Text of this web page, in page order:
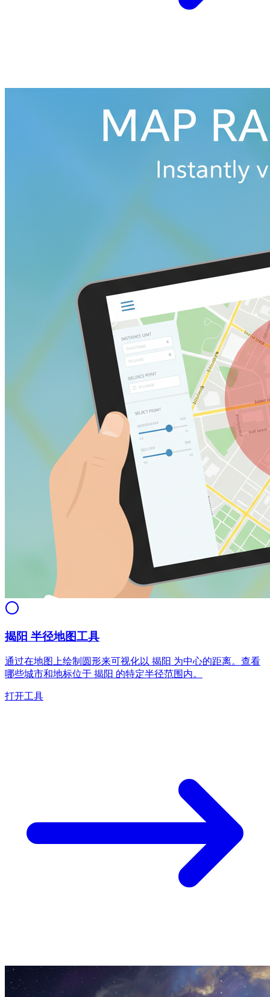
揭阳 半径地图工具
通过在地图上绘制圆形来可视化以 揭阳 为中心的距离。查看
哪些城市和地标位于 揭阳 的特定半径范围内。
打开工具